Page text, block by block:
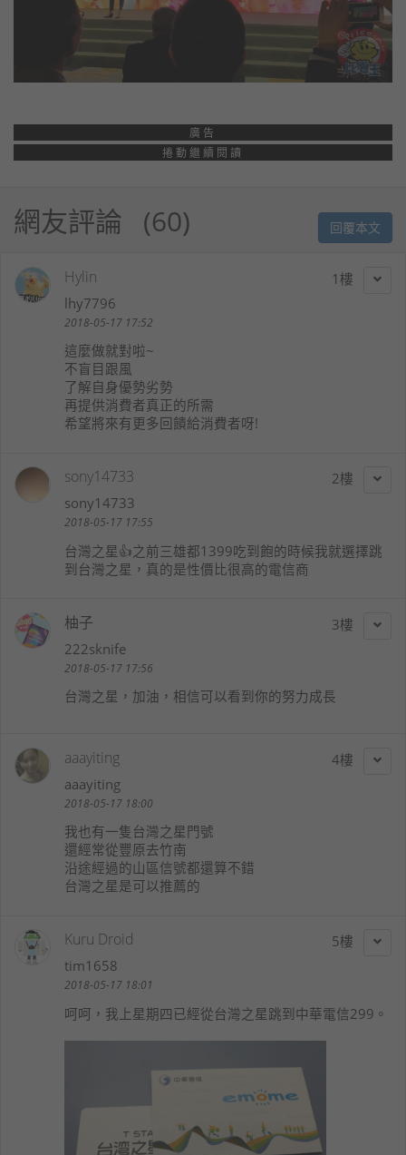
廣告
捲動繼續閱讀
網友評論 60 回覆本文
1
Hylin
lhy7796
2018-05-17 17:52
這麼做就對啦~
不盲目跟風
了解自身優勢劣勢
再提供消費者真正的所需
希望將來有更多回饋給消費者呀!
2
sony14733
sony14733
2018-05-17 17:55
台灣之星👍之前三雄都1399吃到飽的時候我就選擇跳
到台灣之星，真的是性價比很高的電信商
3
柚子
222sknife
2018-05-17 17:56
台灣之星，加油，相信可以看到你的努力成長
4
aaayiting
aaayiting
2018-05-17 18:00
我也有一隻台灣之星門號
還經常從豐原去竹南
沿途經過的山區信號都還算不錯
台灣之星是可以推薦的
5
Kuru Droid
tim1658
2018-05-17 18:01
呵呵，我上星期四已經從台灣之星跳到中華電信299。